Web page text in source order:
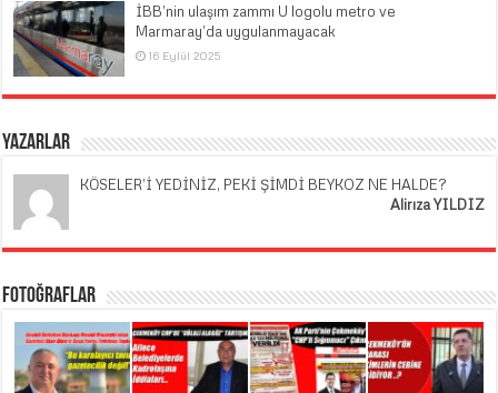
İBB’nin ulaşım zammı U logolu metro ve
Marmaray’da uygulanmayacak
16 Eylül 2025
Yazarlar
KÖSELER’İ YEDİNİZ, PEKİ ŞİMDİ BEYKOZ NE HALDE?
Alirıza YILDIZ
Fotoğraflar